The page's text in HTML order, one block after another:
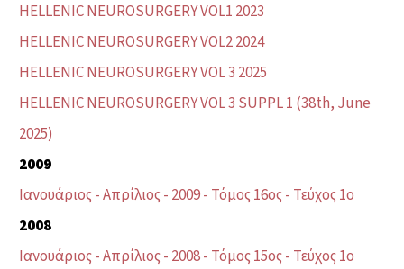
HELLENIC NEUROSURGERY VOL1 2023
HELLENIC NEUROSURGERY VOL2 2024
HELLENIC NEUROSURGERY VOL 3 2025
HELLENIC NEUROSURGERY VOL 3 SUPPL 1 (38th, June
2025)
2009
Ιανουάριος - Απρίλιος - 2009 - Τόμος 16ος - Τεύχος 1ο
2008
Ιανουάριος - Απρίλιος - 2008 - Τόμος 15ος - Τεύχος 1ο